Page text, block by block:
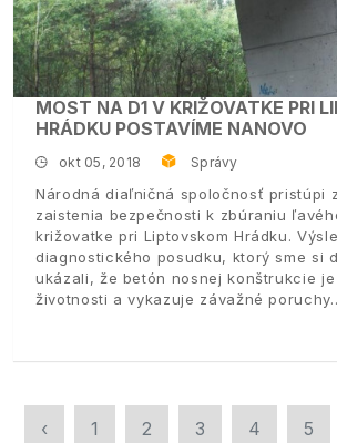
MOST NA D1 V KRIŽOVATKE PRI
HRÁDKU POSTAVÍME NANOVO
okt 05, 2018 Správy
Národná diaľničná spoločnosť pristúpi
zaistenia bezpečnosti k zbúraniu
križovatke pri Liptovskom Hrádku.
diagnostického posudku, ktorý sme si
ukázali, že betón nosnej konštrukcie
životnosti a vykazuje závažné poruchy.
‹ 1 2 3 4 5